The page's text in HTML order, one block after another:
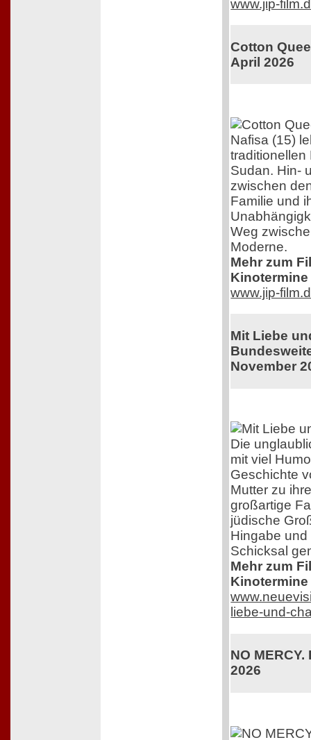
www.jip-
Cotton
April 2026
Nafisa (15)
traditionellen
Sudan. Hin-
zwischen
Familie und
Weg
Moderne.
Mehr zum
www.jip-
Mit Liebe
November
Die
mit viel
Geschichte
Mutter zu
großartige
jüdische
Hingabe
Schicksal
Mehr zum
liebe-und-
NO
2026